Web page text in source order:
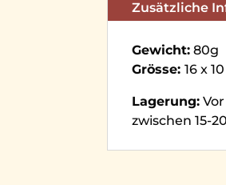
Zusätzliche
Gewicht: 80g
Grösse:16 x
Lagerung:
zwischen 15-